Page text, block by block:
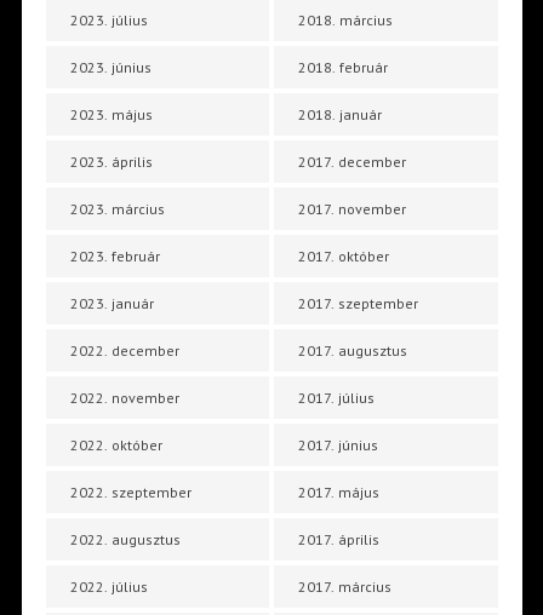
2023. július
2023. június
2023. május
2023. április
2023. március
2023. február
2023. január
2022. december
2022. november
2022. október
2022. szeptember
2022. augusztus
2022. július
2018. március
2018. február
2018. január
2017. december
2017. november
2017. október
2017. szeptember
2017. augusztus
2017. július
2017. június
2017. május
2017. április
2017. március